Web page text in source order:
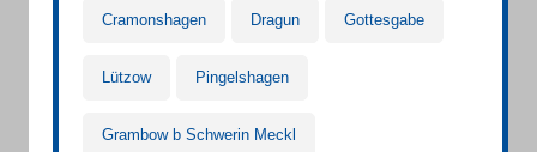
Cramonshagen Dragun Gottesgabe
Lützow Pingelshagen
Grambow b Schwerin Meckl